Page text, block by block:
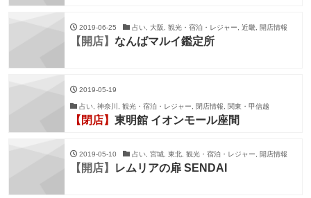
2019-06-25 占い, 大阪, 観光・宿泊・レジャー, 近畿, 開店情報
【開店】 なんばマルイ鑑定所
2019-05-19
占い, 神奈川, 観光・宿泊・レジャー, 閉店情報, 関東・甲信越
【閉店】 東明館 イオンモール座間
2019-05-10 占い, 宮城, 東北, 観光・宿泊・レジャー, 開店情報
【開店】 レムリアの扉 SENDAI